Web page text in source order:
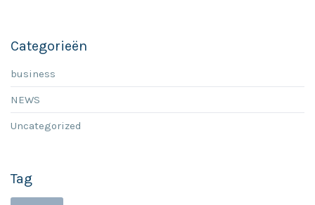
Categorieën
business
NEWS
Uncategorized
Tag